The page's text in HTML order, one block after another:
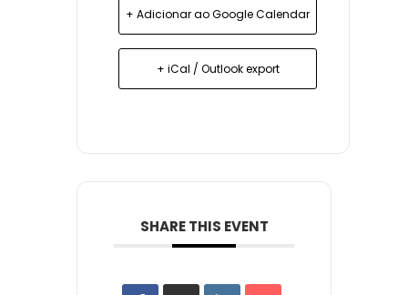
+ Adicionar ao Google Calendar
+ iCal / Outlook export
SHARE THIS EVENT